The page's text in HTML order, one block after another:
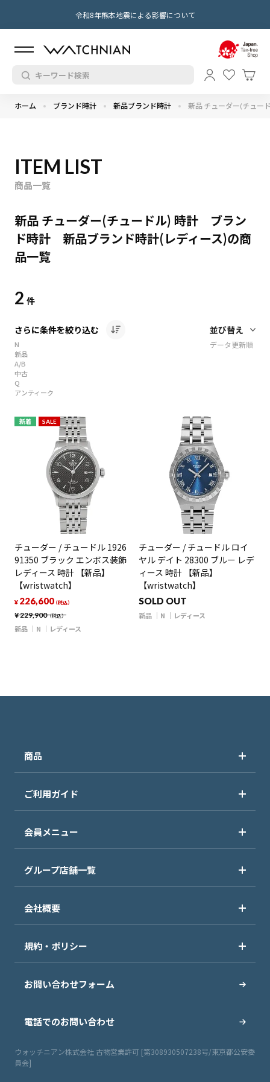
令和8年熊本地震による影響について
ホーム ブランド時計 新品ブランド時計 新品 チューダー(チュー
ITEM LIST
商品一覧
新品 チューダー(チュードル) 時計 ブラン
ド時計 新品ブランド時計(レディース)の商
品一覧
2 件
さらに条件を絞り込む
N
新品
A/B
中古
Q
アンティーク
データ更新順
新着 SALE
チューダー / チュードル 1926
91350 ブラック エンボス装飾
レディース 時計 【新品】
【wristwatch】
¥229,900（税込）
¥ 226,600（税込）
新品 N レディース
チューダー / チュードル ロイ
ヤル デイト 28300 ブルー レデ
ィース 時計 【新品】
【wristwatch】
SOLD OUT
新品 N レディース
商品
ご利用ガイド
会員メニュー
グループ店舗一覧
会社概要
規約・ポリシー
お問い合わせフォーム
電話でのお問い合わせ
ウォッチニアン株式会社 古物営業許可 [第308930507238号/東京都公安委
員会]